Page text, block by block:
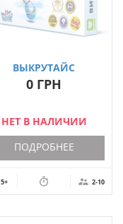
ВЫКРУТАЙС
0 ГРН
НЕТ В НАЛИЧИИ
ПОДРОБНЕЕ
5+ 2-10